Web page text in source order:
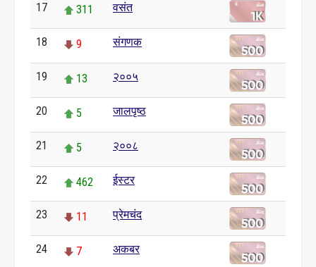
17 311 वसंत
18 9 संगणक
19 13 २००५
20 5 जालपृष्ठ
21 5 २००८
22 462 ईस्टर
23 11 प्रेमचंद
24 7 अकबर